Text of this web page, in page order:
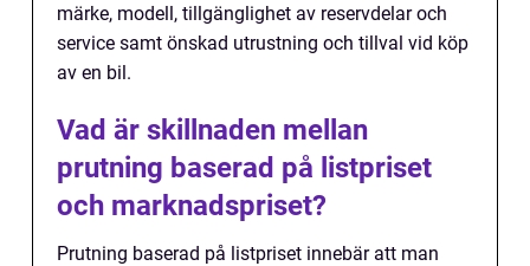
märke, modell, tillgänglighet av reservdelar och
service samt önskad utrustning och tillval vid köp
av en bil.
Vad är skillnaden mellan
prutning baserad på listpriset
och marknadspriset?
Prutning baserad på listpriset innebär att man